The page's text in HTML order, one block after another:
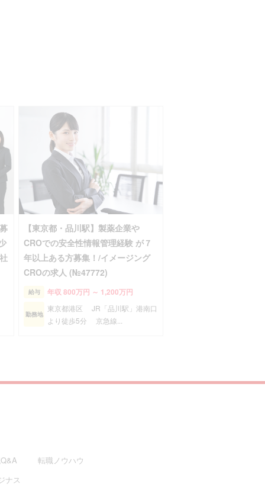
【東京都・品川駅】製薬企業や
CROでの安全性情報管理経験 が７
年以上ある方募集！/イメージング
CROの求人 (№47772)
給与 年収 800万円 ～ 1,200万円
勤務地
東京都港区 JR「品川駅」港南口
より徒歩5分 京急線...
転職ノウハウ
ナス